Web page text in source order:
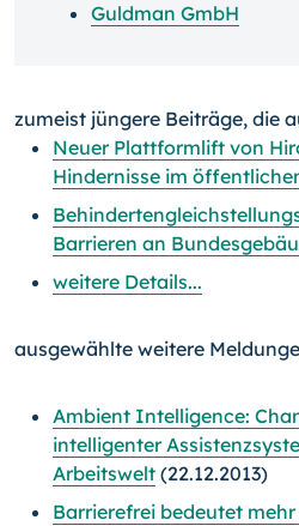
Guldman GmbH
zumeist jüngere Beiträge, die
Neuer Plattformlift von
Hindernisse im
Barrieren an
weitere Details...
ausgewählte weitere
Ambient Intelligence:
intelligenter
Arbeitswelt (22.12.2013)
Barrierefrei bedeutet mehr